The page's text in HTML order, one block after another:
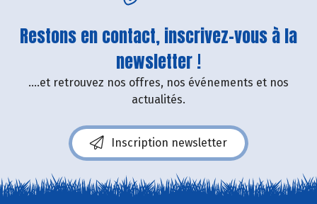
Restons en contact, inscrivez-vous à la
newsletter !
....et retrouvez nos offres, nos événements et nos
actualités.
Inscription newsletter